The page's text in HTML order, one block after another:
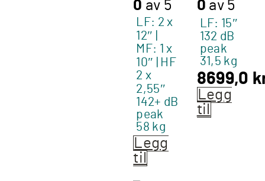
0 av 5
LF: 2 x
12″ |
MF: 1 x
10″ | HF
2 x
2,55″
142+ dB
peak
58 kg
Legg
til
0 av 5
LF: 15″
132 dB
peak
31,5 kg
8699,0
Legg
til